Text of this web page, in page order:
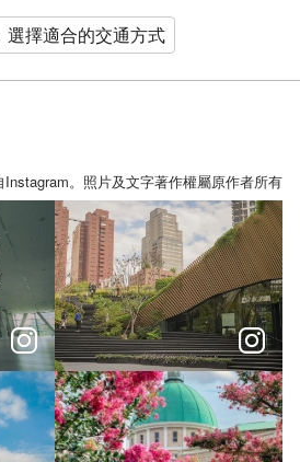
選擇適合的交通方式
。照片及文字著作權屬原作者所有
ᴏꜰ ᴍᴏᴅᴇʀɴ ᴀʀᴛ
在城市裡讀懂建築語言 台中6